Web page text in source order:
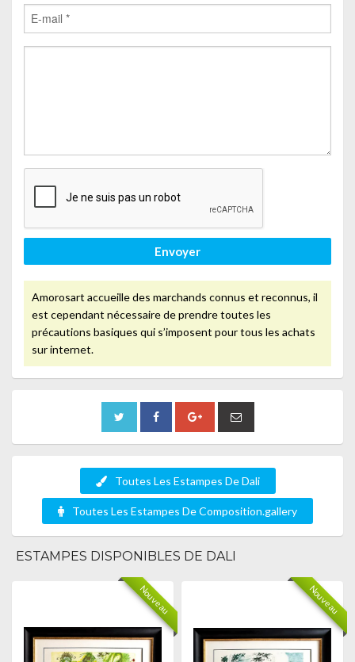
Envoyer
Amorosart accueille des marchands connus et reconnus, il
est cependant nécessaire de prendre toutes les
précautions basiques qui s’imposent pour tous les achats
sur internet.
Toutes Les Estampes De Dali
Toutes Les Estampes De Composition.gallery
ESTAMPES DISPONIBLES DE DALI
Nouveau Nouveau